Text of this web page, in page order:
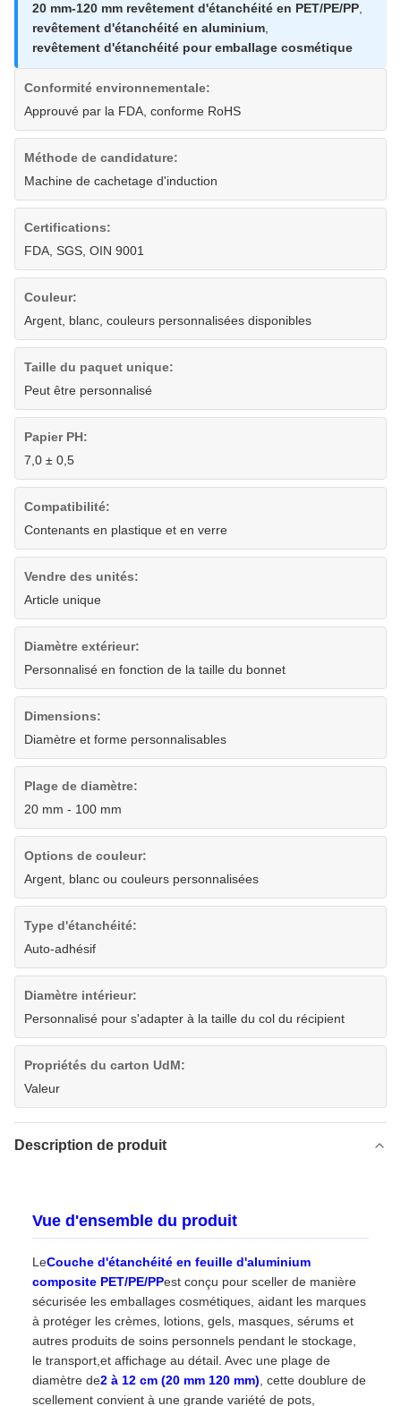
20 mm-120 mm revêtement d'étanchéité en PET/PE/PP
revêtement d'étanchéité en aluminium
revêtement d'étanchéité pour emballage cosmétique
Conformité environnementale:
Approuvé par la FDA, conforme RoHS
Méthode de candidature:
Machine de cachetage d'induction
Certifications:
FDA, SGS, OIN 9001
Couleur:
Argent, blanc, couleurs personnalisées disponibles
Taille du paquet unique:
Peut être personnalisé
Papier PH:
7,0 ± 0,5
Compatibilité:
Contenants en plastique et en verre
Vendre des unités:
Article unique
Diamètre extérieur:
Personnalisé en fonction de la taille du bonnet
Dimensions:
Diamètre et forme personnalisables
Plage de diamètre:
20 mm - 100 mm
Options de couleur:
Argent, blanc ou couleurs personnalisées
Type d'étanchéité:
Auto-adhésif
Diamètre intérieur:
Personnalisé pour s'adapter à la taille du col du récipient
Propriétés du carton UdM:
Valeur
Description de produit
Vue d'ensemble du produit
LeCouche d'étanchéité en feuille d'aluminium
composite PET/PE/PPest conçu pour sceller de manière
sécurisée les emballages cosmétiques, aidant les marques
à protéger les crèmes, lotions, gels, masques, sérums et
autres produits de soins personnels pendant le stockage,
le transport,et affichage au détail. Avec une plage de
diamètre de2 à 12 cm (20 mm 120 mm) , cette doublure de
scellement convient à une grande variété de pots,